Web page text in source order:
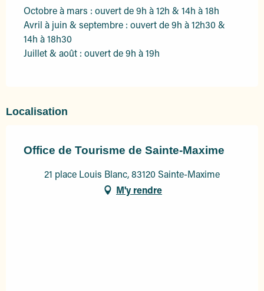
Octobre à mars : ouvert de 9h à 12h & 14h à 18h
Avril à juin & septembre : ouvert de 9h à 12h30 &
14h à 18h30
Juillet & août : ouvert de 9h à 19h
Localisation
Office de Tourisme de Sainte-Maxime
21 place Louis Blanc, 83120 Sainte-Maxime
M'y rendre